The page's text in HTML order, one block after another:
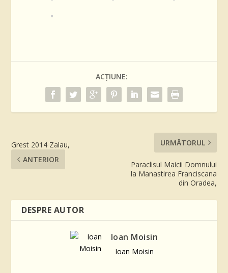
ACȚIUNE:
Grest 2014 Zalau,
ANTERIOR
URMĂTORUL
Paraclisul Maicii Domnului
la Manastirea Franciscana
din Oradea,
DESPRE AUTOR
Ioan Moisin
Ioan Moisin